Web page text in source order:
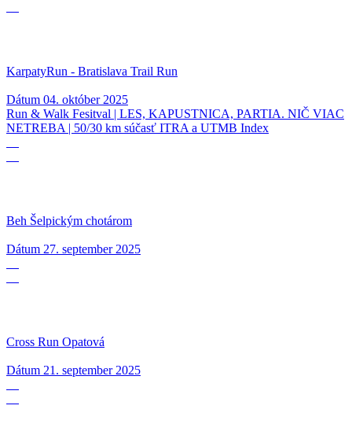
KarpatyRun - Bratislava Trail Run
Dátum 04. október 2025
Run & Walk Fesitval | LES, KAPUSTNICA, PARTIA. NIČ VIAC
NETREBA | 50/30 km súčasť ITRA a UTMB Index
Beh Šelpickým chotárom
Dátum 27. september 2025
Cross Run Opatová
Dátum 21. september 2025